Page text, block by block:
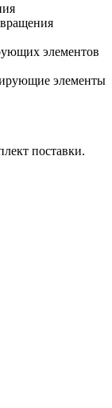
элементов
элементы
поставки.